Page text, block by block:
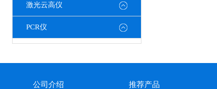
激光云高仪
PCR仪
公司介绍 推荐产品